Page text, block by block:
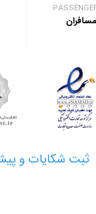
ثبت شکایات و